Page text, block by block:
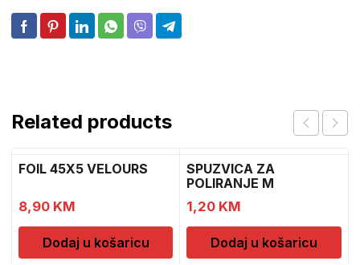
Related products
FOIL 45X5 VELOURS
8,90 KM
Dodaj u košaricu
SPUZVICA ZA
POLIRANJE M
1,20 KM
Dodaj u košaricu